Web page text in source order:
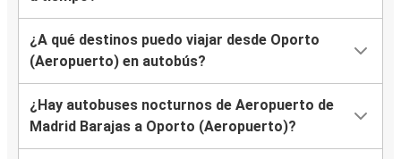
¿A qué destinos puedo viajar desde Oporto
(Aeropuerto) en autobús?
¿Hay autobuses nocturnos de Aeropuerto de
Madrid Barajas a Oporto (Aeropuerto)?